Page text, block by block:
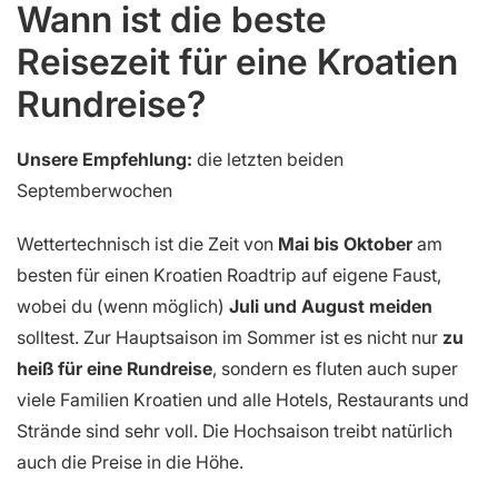
Wann ist die beste
Reisezeit für eine Kroatien
Rundreise?
Unsere Empfehlung: die letzten beiden
Septemberwochen
Wettertechnisch ist die Zeit von Mai bis Oktoberam
besten für einen Kroatien Roadtrip auf eigene Faust,
wobei du (wenn möglich) Juli und August meiden
solltest. Zur Hauptsaison im Sommer ist es nicht nur zu
heiß für eine Rundreise, sondern es fluten auch super
viele Familien Kroatien und alle Hotels, Restaurants und
Strände sind sehr voll. Die Hochsaison treibt natürlich
auch die Preise in die Höhe.